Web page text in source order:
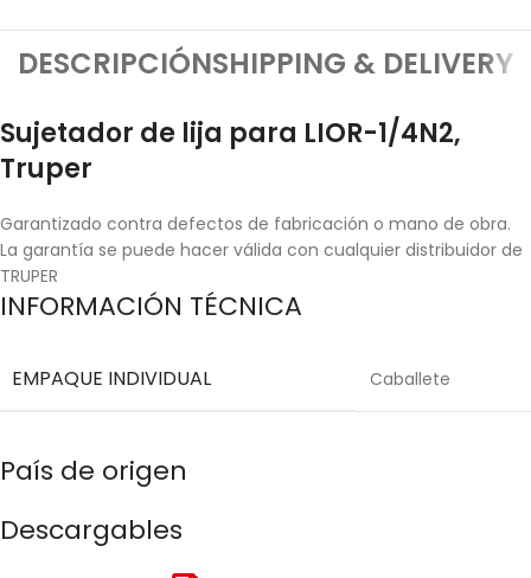
DESCRIPCIÓNSHIPPING & DELIVERY
Sujetador de lija para LIOR-1/4N2,
Truper
Garantizado contra defectos de fabricación o mano de obra.
La garantía se puede hacer válida con cualquier distribuidor de
TRUPER
INFORMACIÓN TÉCNICA
EMPAQUE INDIVIDUAL Caballete
País de origen
Descargables